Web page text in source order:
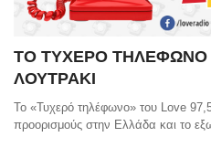
ΤΟ ΤΥΧΕΡΟ ΤΗΛΕΦΩΝΟ
ΛΟΥΤΡΑΚΙ
Το «Τυχερό τηλέφωνο» του Love
προορισμούς στην Ελλάδα και το